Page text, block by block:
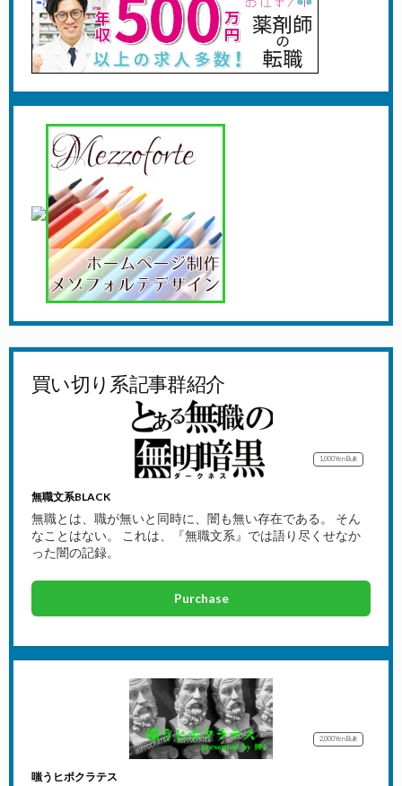
買い切り系記事群紹介
1,000YenBulk
無職文系BLACK
無職とは、職が無いと同時に、闇も無い存在である。 そん
なことはない。 これは、『無職文系』では語り尽くせなか
った闇の記録。
Purchase
2,000YenBulk
嗤うヒポクラテス